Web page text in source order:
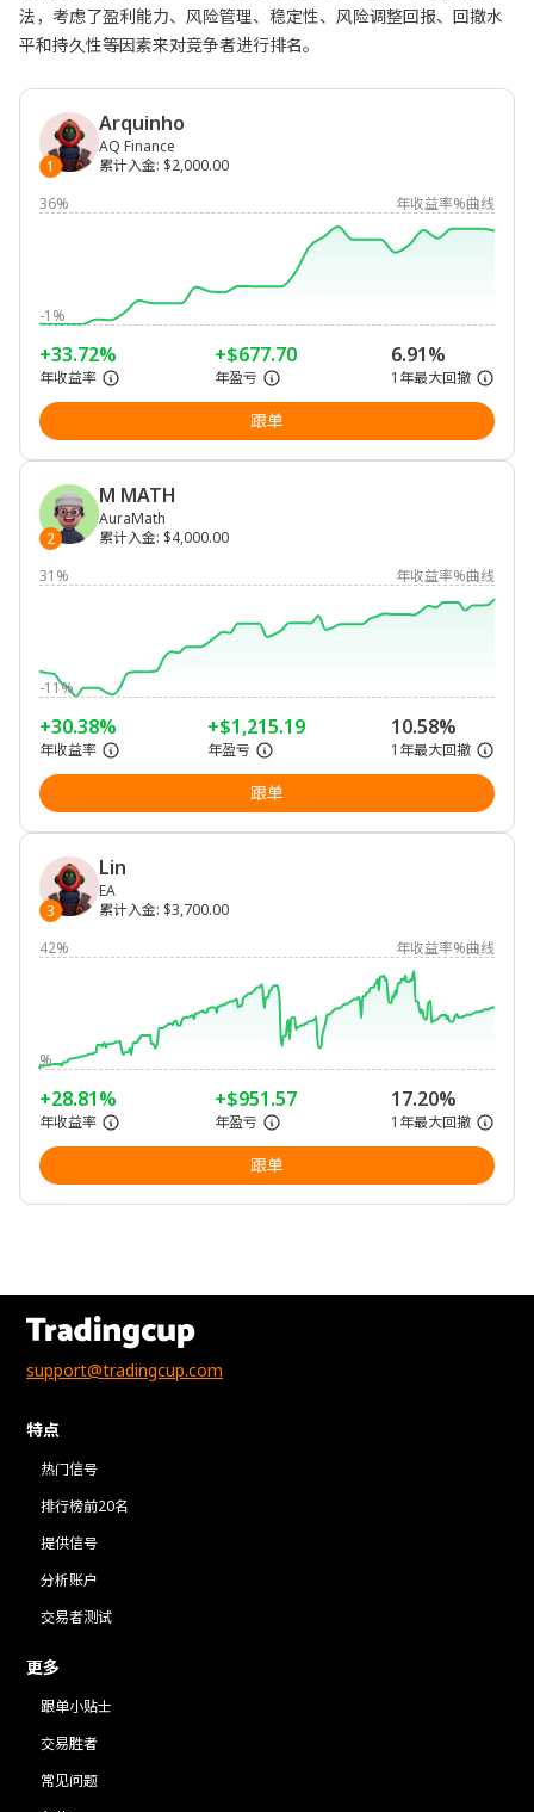
法，考虑了盈利能力、风险管理、稳定性、风险调整回报、回撤水
平和持久性等因素来对竞争者进行排名。
1
Arquinho
AQ Finance
累计入金: $2,000.00
36%
年收益率%曲线
-1%
+33.72%
年收益率
+$677.70
年盈亏
6.91%
1年最大回撤
跟单
2
M MATH
AuraMath
累计入金: $4,000.00
31%
年收益率%曲线
-11%
+30.38%
年收益率
+$1,215.19
年盈亏
10.58%
1年最大回撤
跟单
3
Lin
EA
累计入金: $3,700.00
42%
年收益率%曲线
%
+28.81%
年收益率
+$951.57
年盈亏
17.20%
1年最大回撤
跟单
support@tradingcup.com
特点
热门信号
排行榜前20名
提供信号
分析账户
交易者测试
更多
跟单小贴士
交易胜者
常见问题